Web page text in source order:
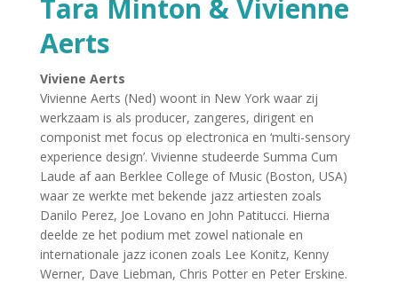
Tara Minton & Vivienne
Aerts
Viviene Aerts
Vivienne Aerts (Ned) woont in New York waar zij
werkzaam is als producer, zangeres, dirigent en
componist met focus op electronica en ‘multi-sensory
experience design’. Vivienne studeerde Summa Cum
Laude af aan Berklee College of Music (Boston, USA)
waar ze werkte met bekende jazz artiesten zoals
Danilo Perez, Joe Lovano en John Patitucci. Hierna
deelde ze het podium met zowel nationale en
internationale jazz iconen zoals Lee Konitz, Kenny
Werner, Dave Liebman, Chris Potter en Peter Erskine.